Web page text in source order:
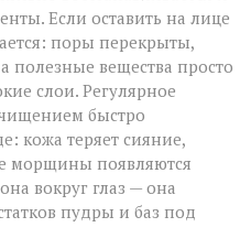
Если оставить на лице
поры перекрыты,
полезные вещества просто
слои. Регулярное
быстро
кожа теряет сияние,
морщины появляются
вокруг глаз — она
пудры и баз под